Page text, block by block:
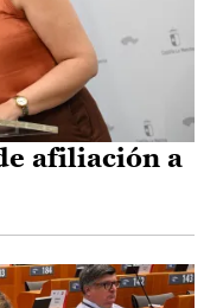
afiliación a